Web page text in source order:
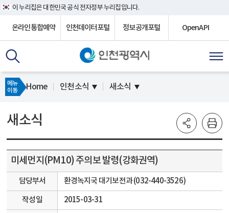
이 누리집은 대한민국 공식 전자정부 누리집입니다.
온라인통합예약 인천데이터포털 정보공개포털 OpenAPI
메뉴
이동
Home 인천소식 새소식
새소식
미세먼지(PM10) 주의보 발령(강화권역)
담당부서 환경녹지국 대기보전과 (032-440-3526)
작성일 2015-03-31